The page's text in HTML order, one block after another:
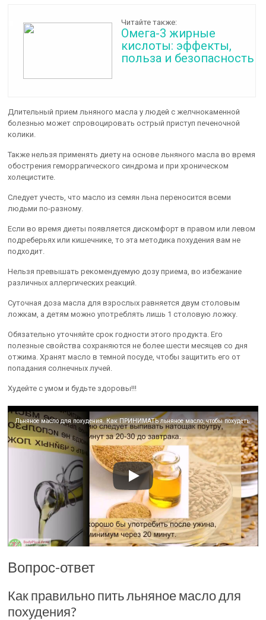
Читайте также:
Омега-3 жирные
кислоты: эффекты,
польза и безопасность
Длительный прием льняного масла у людей с желчнокаменной
болезнью может спровоцировать острый приступ печеночной
колики.
Также нельзя применять диету на основе льняного масла во время
обострения геморрагического синдрома и при хроническом
холецистите.
Следует учесть, что масло из семян льна переносится всеми
людьми по-разному.
Если во время диеты появляется дискомфорт в правом или левом
подреберьях или кишечнике, то эта методика похудения вам не
подходит.
Нельзя превышать рекомендуемую дозу приема, во избежание
различных аллергических реакций.
Суточная доза масла для взрослых равняется двум столовым
ложкам, а детям можно употреблять лишь 1 столовую ложку.
Обязательно уточняйте срок годности этого продукта. Его
полезные свойства сохраняются не более шести месяцев со дня
отжима. Хранят масло в темной посуде, чтобы защитить его от
попадания солнечных лучей.
Худейте с умом и будьте здоровы!!!
Льняное масло для похудения. Как ПРИНИМАТЬ льняное масло, чтобы похудеть
Вопрос-ответ
Как правильно пить льняное масло для
похудения?